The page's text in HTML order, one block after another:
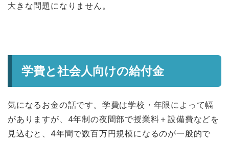
大きな問題になりません。
学費と社会人向けの給付金
気になるお金の話です。学費は学校・年限によって幅
がありますが、4年制の夜間部で授業料＋設備費などを
見込むと、4年間で数百万円規模になるのが一般的で